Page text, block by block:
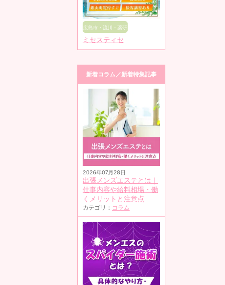
広島市・流川・薬研
堀
ミセスティセ
新着コラム／新着特集記事
2026年07月28日
出張メンズエステとは｜
仕事内容や給料相場・働
くメリットと注意点
カテゴリ： コラム